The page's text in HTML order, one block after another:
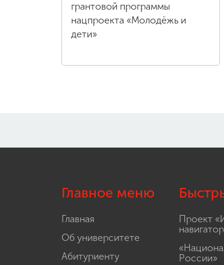
грантовой программы
нацпроекта «Молодёжь и
дети»
Главное меню
Главная
Об университете
Абитуриенту
Проект
России»